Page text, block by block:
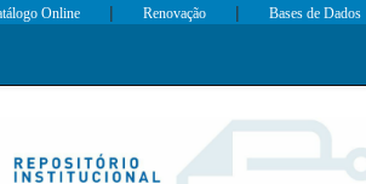
Online | Renovação | Bases de Dados